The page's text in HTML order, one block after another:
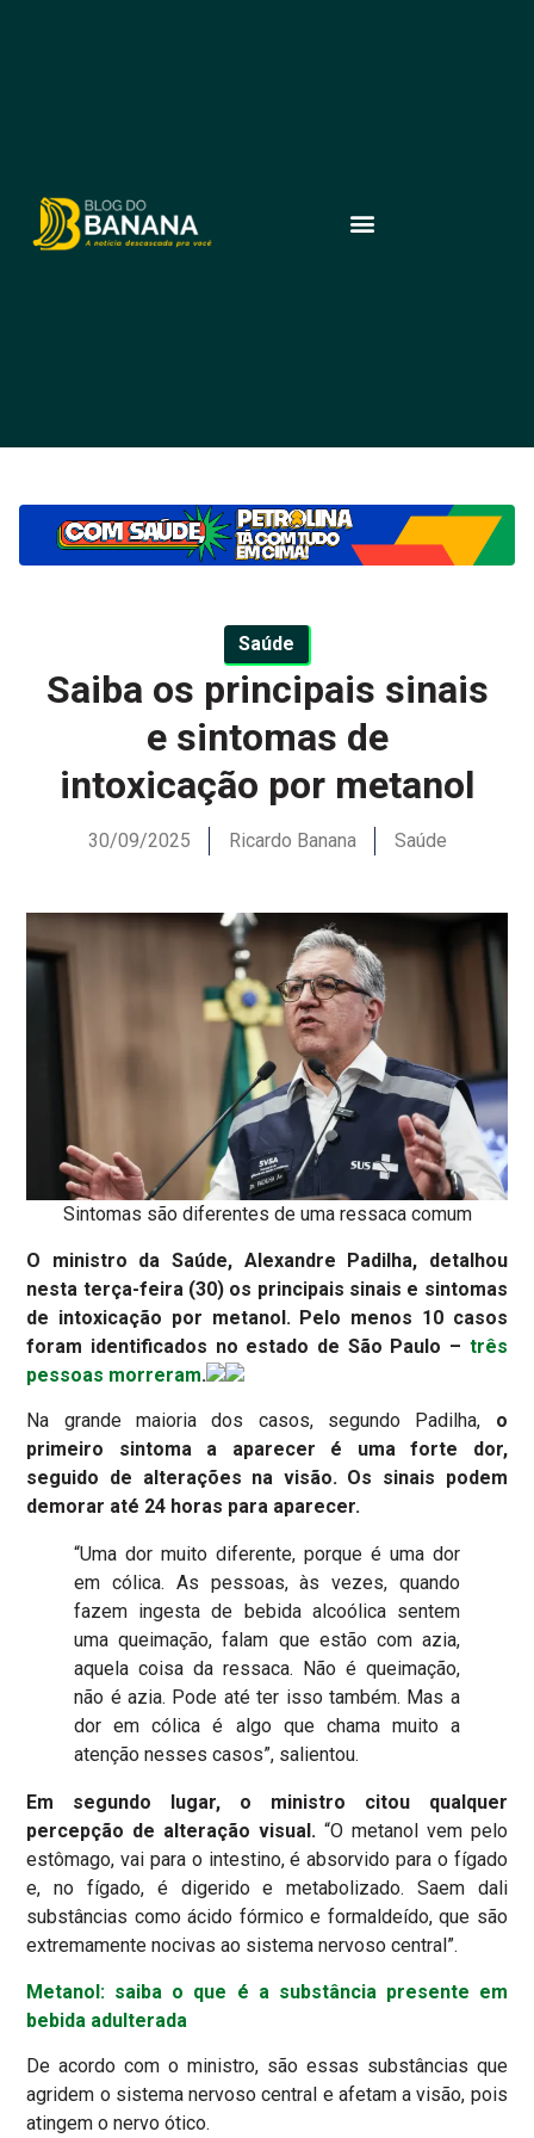
Saúde
Saiba os principais sinais
e sintomas de
intoxicação por metanol
30/09/2025 Ricardo Banana Saúde
Sintomas são diferentes de uma ressaca comum
O ministro da Saúde, Alexandre Padilha, detalhou
nesta terça-feira (30) os principais sinais e sintomas
de intoxicação por metanol. Pelo menos 10 casos
foram identificados no estado de São Paulo – três
pessoas morreram.
Na grande maioria dos casos, segundo Padilha, o
primeiro sintoma a aparecer é uma forte dor,
seguido de alterações na visão. Os sinais podem
demorar até 24 horas para aparecer.
“Uma dor muito diferente, porque é uma dor
em cólica. As pessoas, às vezes, quando
fazem ingesta de bebida alcoólica sentem
uma queimação, falam que estão com azia,
aquela coisa da ressaca. Não é queimação,
não é azia. Pode até ter isso também. Mas a
dor em cólica é algo que chama muito a
atenção nesses casos”, salientou.
Em segundo lugar, o ministro citou qualquer
percepção de alteração visual. “O metanol vem pelo
estômago, vai para o intestino, é absorvido para o fígado
e, no fígado, é digerido e metabolizado. Saem dali
substâncias como ácido fórmico e formaldeído, que são
extremamente nocivas ao sistema nervoso central”.
Metanol: saiba o que é a substância presente em
bebida adulterada
De acordo com o ministro, são essas substâncias que
agridem o sistema nervoso central e afetam a visão, pois
atingem o nervo ótico.